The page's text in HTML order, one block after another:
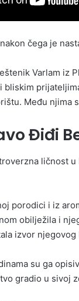
čega јe
Varlam iz
Među njima
Điđi
ličnost
porodici i iz
obilježila i
izvor
su ga
gradio u sivoj